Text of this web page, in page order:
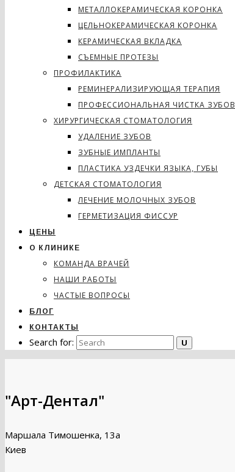
МЕТАЛЛОКЕРАМИЧЕСКАЯ КОРОНКА
ЦЕЛЬНОКЕРАМИЧЕСКАЯ КОРОНКА
КЕРАМИЧЕСКАЯ ВКЛАДКА
СЪЕМНЫЕ ПРОТЕЗЫ
ПРОФИЛАКТИКА
РЕМИНЕРАЛИЗИРУЮЩАЯ ТЕРАПИЯ
ПРОФЕССИОНАЛЬНАЯ ЧИСТКА ЗУБОВ
ХИРУРГИЧЕСКАЯ СТОМАТОЛОГИЯ
УДАЛЕНИЕ ЗУБОВ
ЗУБНЫЕ ИМПЛАНТЫ
ПЛАСТИКА УЗДЕЧКИ ЯЗЫКА, ГУБЫ
ДЕТСКАЯ СТОМАТОЛОГИЯ
ЛЕЧЕНИЕ МОЛОЧНЫХ ЗУБОВ
ГЕРМЕТИЗАЦИЯ ФИССУР
ЦЕНЫ
О КЛИНИКЕ
КОМАНДА ВРАЧЕЙ
НАШИ РАБОТЫ
ЧАСТЫЕ ВОПРОСЫ
БЛОГ
КОНТАКТЫ
Search for:
"Арт-Дентал"
Маршала Тимошенка, 13а
Киев